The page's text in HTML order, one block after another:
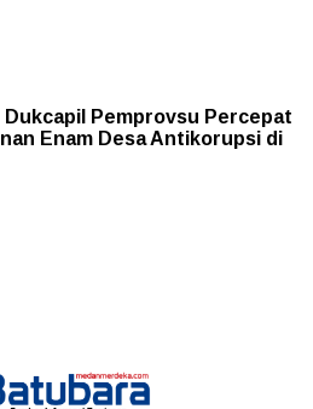
Dukcapil Pemprovsu Percepat
Enam Desa Antikorupsi di